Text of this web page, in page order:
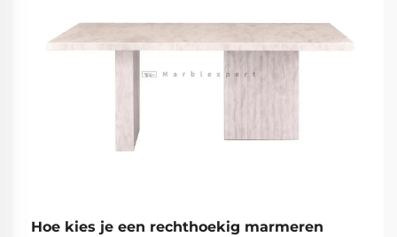
Hoe kies je een rechthoekig marmeren